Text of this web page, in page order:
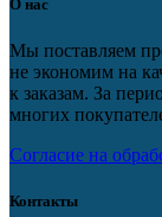
О нас
Мы поставляем
не экономим на
к заказам. За
многих
Согласие на
Контакты